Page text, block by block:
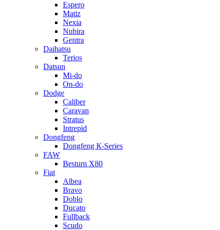
Espero
Matiz
Nexia
Nubira
Gentra
Daihatsu
Terios
Datsun
Mi-do
On-do
Dodge
Caliber
Caravan
Stratus
Intrepid
Dongfeng
Dongfeng К-Series
FAW
Besturn Х80
Fiat
Albea
Bravo
Doblo
Ducato
Fullback
Scudo